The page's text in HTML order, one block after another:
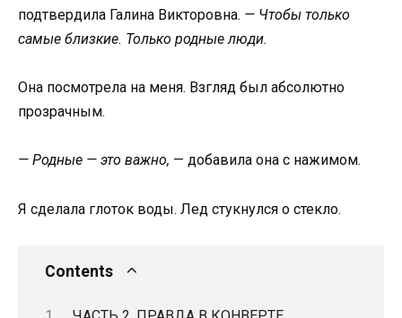
подтвердила Галина Викторовна. — Чтобы только
самые близкие. Только родные люди.
Она посмотрела на меня. Взгляд был абсолютно
прозрачным.
— Родные — это важно, — добавила она с нажимом.
Я сделала глоток воды. Лед стукнулся о стекло.
Contents